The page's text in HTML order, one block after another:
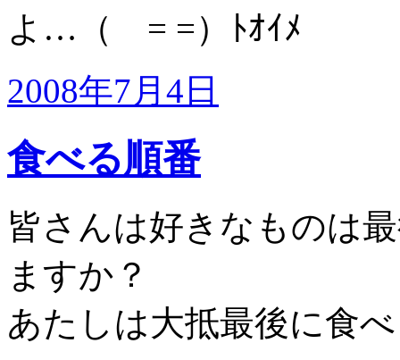
よ…（ = =）ﾄｵｲﾒ
2008年7月4日
食べる順番
皆さんは好きなものは
ますか？
あたしは大抵最後に食